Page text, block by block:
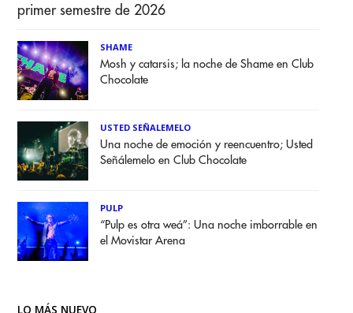
primer semestre de 2026
SHAME
Mosh y catarsis; la noche de Shame en Club
Chocolate
USTED SEÑALEMELO
Una noche de emoción y reencuentro; Usted
Señálemelo en Club Chocolate
PULP
“Pulp es otra weá”: Una noche imborrable en
el Movistar Arena
LO MÁS NUEVO